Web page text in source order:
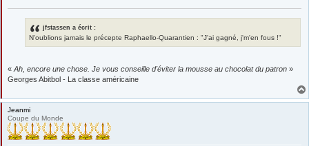
jfstassen a écrit :
N'oublions jamais le précepte Raphaello-Quarantien : "J'ai gagné, j'm'en fous !"
« Ah, encore une chose. Je vous conseille d'éviter la mousse au chocolat du patron »
Georges Abitbol - La classe américaine
Jeanmi
Coupe du Monde